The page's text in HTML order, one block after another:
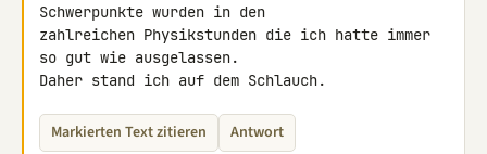
Schwerpunkte wurden in den
zahlreichen Physikstunden die ich hatte immer
so gut wie ausgelassen.
Daher stand ich auf dem Schlauch.
Markierten Text zitieren Antwort